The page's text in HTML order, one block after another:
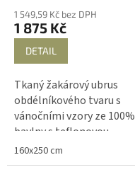
1 549,59 Kč bez DPH
1 875 Kč
DETAIL
Tkaný žakárový ubrus
obdélníkového tvaru s
vánočními vzory ze 100%
bavlny s teflonovou
úpravou, která zabraňuje
zašpinění ubrusu nebo
160x250 cm